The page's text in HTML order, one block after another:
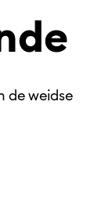
de weidse